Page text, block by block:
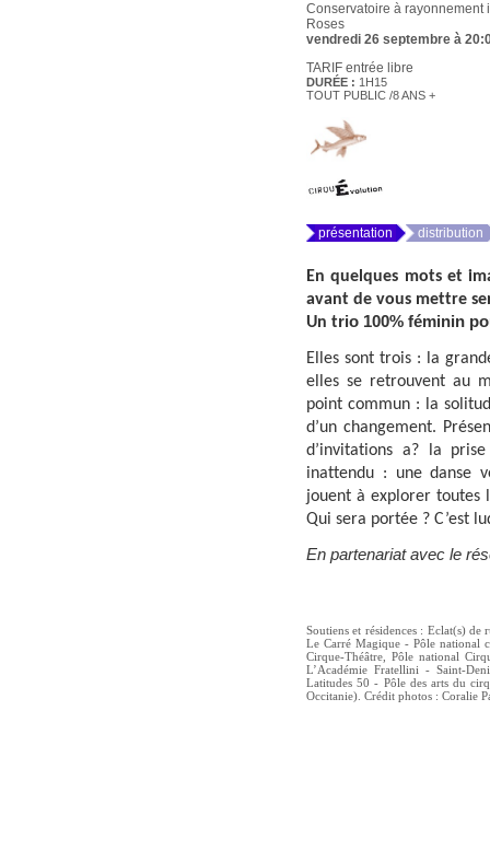
Conservatoire à rayonnement
Roses
vendredi 26 septembre à
TARIF entrée libre
DURÉE : 1H15
TOUT PUBLIC /8 ANS +
présentation distribution
En quelques mots et
avant de vous mettre
Un trio 100% féminin
Elles sont trois : la
elles se retrouvent au
point commun : la
d’un changement.
d’invitations a? la
inattendu : une danse
jouent à explorer toutes
Qui sera portée ? C’est
En partenariat avec le
Soutiens et résidences : Eclat(s)
Le Carré Magique - Pôle national
Cirque-Théâtre, Pôle national
L’Académie Fratellini - Saint-
Latitudes 50 - Pôle des arts du
Occitanie). Crédit photos : Coralie